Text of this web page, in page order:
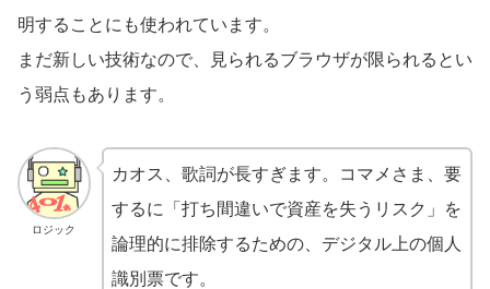
明することにも使われています。
まだ新しい技術なので、見られるブラウザが限られるとい
う弱点もあります。
ロジック
カオス、歌詞が長すぎます。コマメさま、要
するに「打ち間違いで資産を失うリスク」を
論理的に排除するための、デジタル上の個人
識別票です。